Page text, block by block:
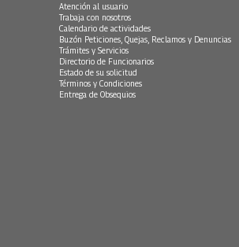
Atención al usuario
Trabaja con nosotros
Calendario de actividades
Buzón Peticiones, Quejas, Reclamos y Denuncias
Trámites y Servicios
Directorio de Funcionarios
Estado de su solicitud
Términos y Condiciones
Entrega de Obsequios